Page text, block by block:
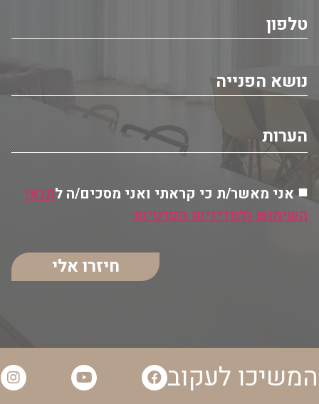
אני מאשר/ת כי קראתי ואני מסכים/ה לתנאי
השימוש ולמדיניות הפרטיות
חיזרו אלי
המשיכו לעקוב